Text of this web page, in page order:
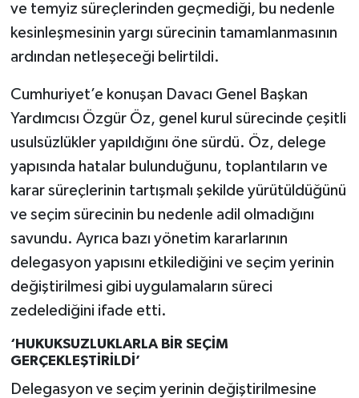
ve temyiz süreçlerinden geçmediği, bu nedenle
kesinleşmesinin yargı sürecinin tamamlanmasının
ardından netleşeceği belirtildi.
Cumhuriyet’e konuşan Davacı Genel Başkan
Yardımcısı Özgür Öz, genel kurul sürecinde çeşitli
usulsüzlükler yapıldığını öne sürdü. Öz, delege
yapısında hatalar bulunduğunu, toplantıların ve
karar süreçlerinin tartışmalı şekilde yürütüldüğünü
ve seçim sürecinin bu nedenle adil olmadığını
savundu. Ayrıca bazı yönetim kararlarının
delegasyon yapısını etkilediğini ve seçim yerinin
değiştirilmesi gibi uygulamaların süreci
zedelediğini ifade etti.
‘HUKUKSUZLUKLARLA BİR SEÇİM
GERÇEKLEŞTİRİLDİ’
Delegasyon ve seçim yerinin değiştirilmesine